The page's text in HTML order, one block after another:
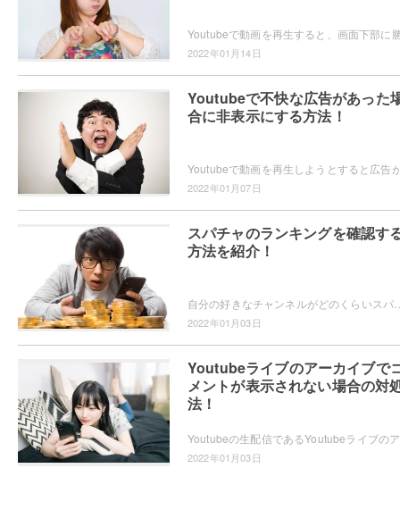
2022年01月14日
Youtubeで不快な広告があった
合に非表示にする方法！
2022年01月07日
スパチャのランキングを確認す
方法を紹介！
2022年01月03日
Youtubeライブのアーカイブで
メントが表示されない場合の対
法！
2022年01月03日